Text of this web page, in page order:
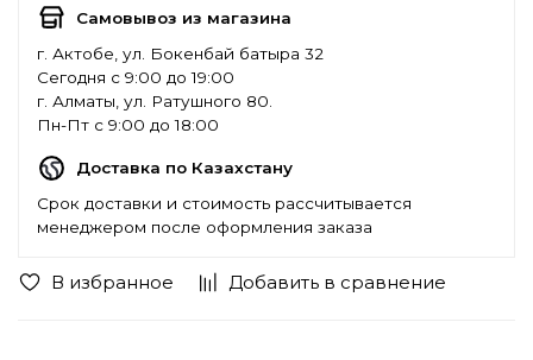
В избранное Добавить в сравнение
Самовывоз из магазина
г. Актобе, ул. Бокенбай батыра 32
Сегодня с 9:00 до 19:00
г. Алматы, ул. Ратушного 80.
Пн-Пт с 9:00 до 18:00
Доставка по Казахстану
Срок доставки и стоимость рассчитывается
менеджером после оформления заказа